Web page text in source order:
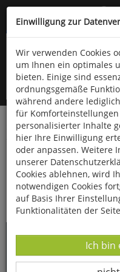
Kompletten Head der
oder
Startseite Technik &
Palapeli-
Einwilligung zur
Wir verwenden Cookies
um Ihnen ein optimales
bieten. Einige sind
ordnungsgemäße
während andere
für
personalisierter Inhalte
hier Ihre Einwilligung
oder anpassen. Weitere
unserer
Cookies ablehnen, wird
notwendigen Cookies
auf Basis Ihrer
Funktionalitäten der
Ich bin